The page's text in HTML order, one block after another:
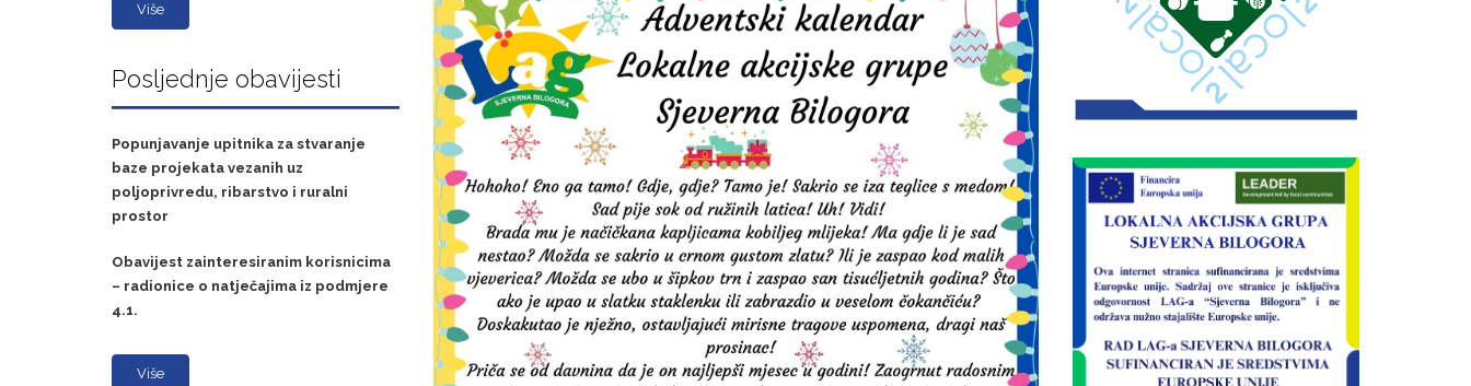
Više
Posljednje obavijesti
Popunjavanje upitnika za stvaranje
baze projekata vezanih uz
poljoprivredu, ribarstvo i ruralni
prostor
Obavijest zainteresiranim korisnicima
– radionice o natječajima iz podmjere
4.1.
Više